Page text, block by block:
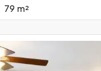
79 m²